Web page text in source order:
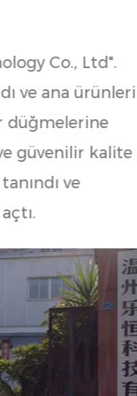
ve zamanın
otomasyon
kalıplama
ekipmanları
yavaş ulusal
yıllık toplam